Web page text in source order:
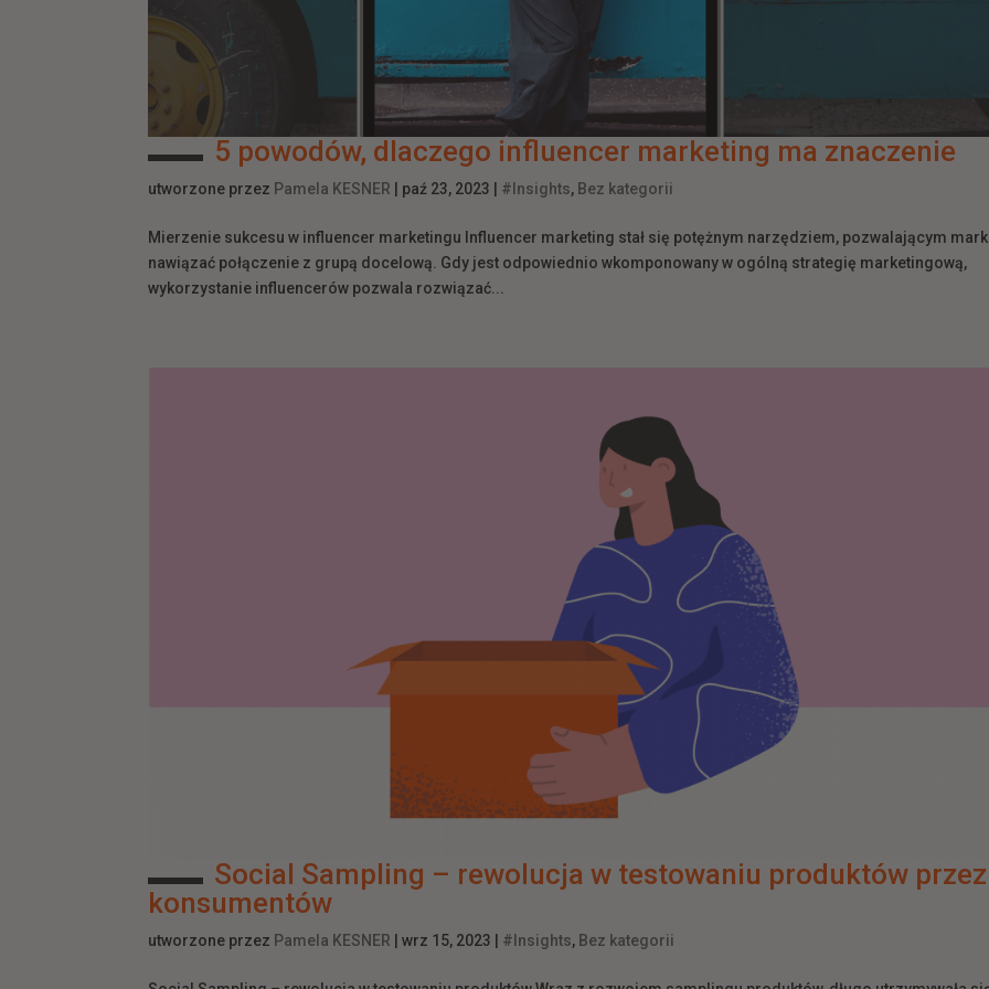
5 powodów, dlaczego influencer marketing ma znaczenie
utworzone przez Pamela KESNER paź 23, 2023 #Insights, Bez kategorii
Mierzenie sukcesu w influencer marketingu Influencer marketing stał się potężnym narzędziem, pozwalającym
nawiązać połączenie z grupą docelową. Gdy jest odpowiednio wkomponowany w ogólną strategię marketingową,
wykorzystanie influencerów pozwala rozwiązać...
Social Sampling – rewolucja w testowaniu produktów przez
konsumentów
utworzone przez Pamela KESNER |wrz 15, 2023 #Insights, Bez kategorii